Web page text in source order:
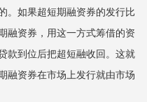
。如果超短期融资券的发行比
融资券，用这一方式筹借的资
款到位后把超短融收回。这就
融资券在市场上发行就由市场